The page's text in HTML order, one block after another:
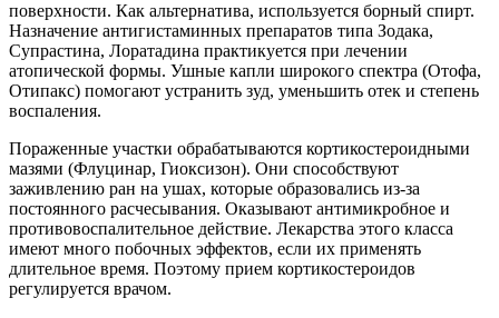
поверхности. Как альтернатива, используется борный спирт.
Назначение антигистаминных препаратов типа Зодака,
Супрастина, Лоратадина практикуется при лечении
атопической формы. Ушные капли широкого спектра (Отофа,
Отипакс) помогают устранить зуд, уменьшить отек и степень
воспаления.
Пораженные участки обрабатываются кортикостероидными
мазями (Флуцинар, Гиоксизон). Они способствуют
заживлению ран на ушах, которые образовались из-за
постоянного расчесывания. Оказывают антимикробное и
противовоспалительное действие. Лекарства этого класса
имеют много побочных эффектов, если их применять
длительное время. Поэтому прием кортикостероидов
регулируется врачом.